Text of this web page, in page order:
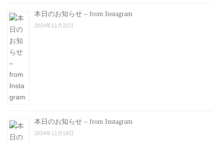
本日のお知らせ – from Instagram
2024年11月22日
本日のお知らせ – from Instagram
2024年11月19日